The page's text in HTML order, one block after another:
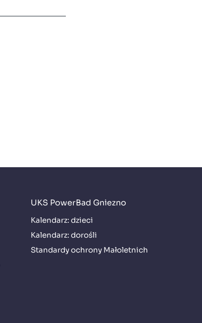
UKS PowerBad Gniezno
Kalendarz: dzieci
Kalendarz: dorośli
Standardy ochrony Małoletnich